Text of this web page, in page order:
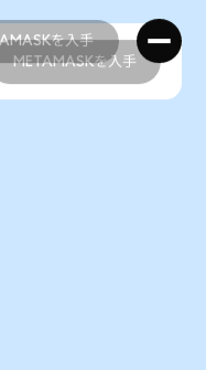
を入手
を入手
METAMASKを入手